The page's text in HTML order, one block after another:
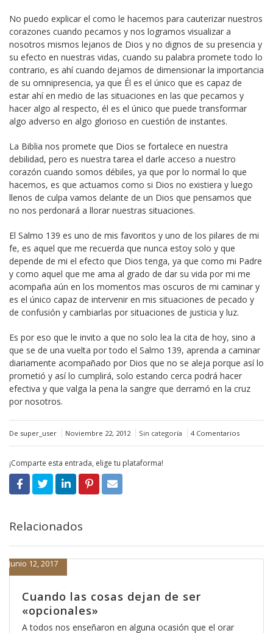
No puedo explicar el como le hacemos para cauterizar nuestros
corazones cuando pecamos y nos logramos visualizar a
nosotros mismos lejanos de Dios y no dignos de su presencia y
su efecto en nuestras vidas, cuando su palabra promete todo lo
contrario, es ahí cuando dejamos de dimensionar la importancia
de su omnipresencia, ya que Él es el único que es capaz de
estar ahí en medio de las situaciones en las que pecamos y
hacer algo al respecto, él es el único que puede transformar
algo adverso en algo glorioso en cuestión de instantes.
La Biblia nos promete que Dios se fortalece en nuestra
debilidad, pero es nuestra tarea el darle acceso a nuestro
corazón cuando somos débiles, ya que por lo normal lo que
hacemos, es que actuamos como si Dios no existiera y luego
llenos de culpa vamos delante de un Dios que pensamos que
no nos perdonará a llorar nuestras situaciones.
El Salmo 139 es uno de mis favoritos y uno de los pilares de mi
fe, es aquel que me recuerda que nunca estoy solo y que
depende de mi el efecto que Dios tenga, ya que como mi Padre
y como aquel que me ama al grado de dar su vida por mi me
acompaña aún en los momentos mas oscuros de mi caminar y
es el único capaz de intervenir en mis situaciones de pecado y
de confusión y cambiarlas por situaciones de justicia y luz.
Es por eso que le invito a que no solo lea la cita de hoy, sino a
que se de una vuelta por todo el Salmo 139, aprenda a caminar
diariamente acompañado por Dios que no se aleja porque así lo
prometió y así lo cumplirá, solo estando cerca podrá hacer
efectiva y que valga la pena la sangre que derramó en la cruz
por nosotros.
De super_user Noviembre 22, 2012 Sin categoría 4 Comentarios
¡Comparte esta entrada, elige tu plataforma!
Relacionados
Cuando las cosas dejan de ser
«opcionales»
Junio 12, 2017
A todos nos enseñaron en alguna ocasión que el orar